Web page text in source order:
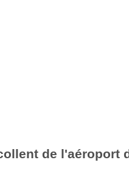
de l'aéroport